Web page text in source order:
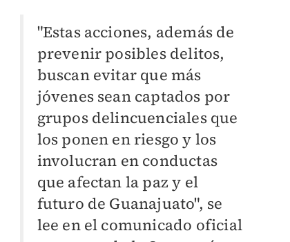
"Estas acciones, además de
prevenir posibles delitos,
buscan evitar que más
jóvenes sean captados por
grupos delincuenciales que
los ponen en riesgo y los
involucran en conductas
que afectan la paz y el
futuro de Guanajuato", se
lee en el comunicado oficial